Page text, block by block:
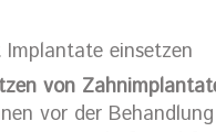
einsetzen
von
vor der